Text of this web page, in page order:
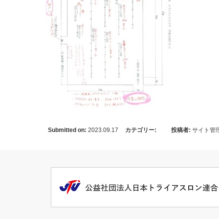
Submitted on: 2023.09.17 カテゴリー: 投稿者: サイト管